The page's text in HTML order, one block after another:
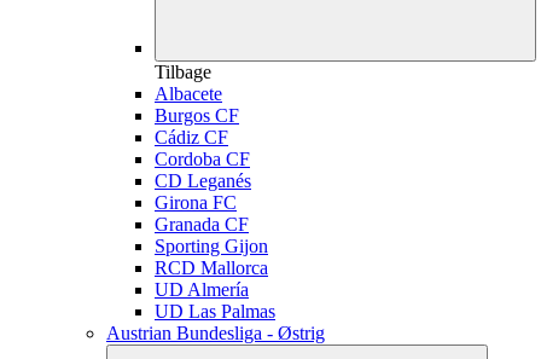
Tilbage
Albacete
Burgos CF
Cádiz CF
Cordoba CF
CD Leganés
Girona FC
Granada CF
Sporting Gijon
RCD Mallorca
UD Almería
UD Las Palmas
Austrian Bundesliga - Østrig